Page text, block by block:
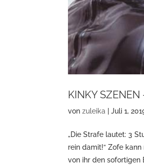
KINKY
vonzuleika |Juli 1,
„Die Strafe lautet: 3
rein damit!“ Zofe
von ihr den sofortigen